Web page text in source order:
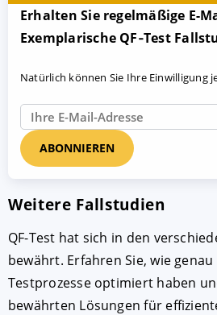
Erhalten Sie regelmäßige E-
Exemplarische QF‑Test
Natürlich können Sie Ihre Einwilligung
Weitere Fallstudien
QF-Test hat sich in den
bewährt. Erfahren Sie, wie
Testprozesse optimiert haben
bewährten Lösungen für